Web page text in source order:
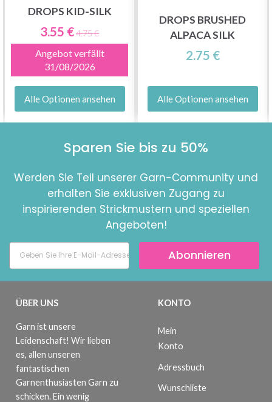
DROPS KID-SILK
3.55 €4.75 €
Angebot verfällt
31/08/2026
Alle Optionen ansehen
DROPS BRUSHED
ALPACA SILK
2.75 €
Alle Optionen ansehen
Sparen Sie bis zu 50%
Werden Sie Teil unserer Garn-Community und
erhalten Sie exklusiven Zugang zu
inspirierenden Strickmustern und speziellen
Angeboten!
Abonnieren
ÜBER UNS
Garn ist unsere
Leidenschaft! Wir lieben
es, allen unseren
fantastischen
Garnenthusiasten Garn zu
schicken. Ein wenig
KONTO
Mein
Konto
Adressbuch
Wunschliste